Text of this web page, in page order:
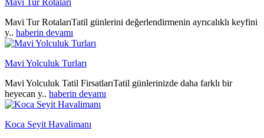
Mavi Tur Rotaları
Mavi Tur RotalarıTatil günlerini değerlendirmenin ayrıcalıklı keyfini
y.. haberin devamı
Mavi Yolculuk Turları
Mavi Yolculuk Tatil FirsatlarıTatil günlerinizde daha farklı bir
heyecan y.. haberin devamı
Koca Seyit Havalimanı